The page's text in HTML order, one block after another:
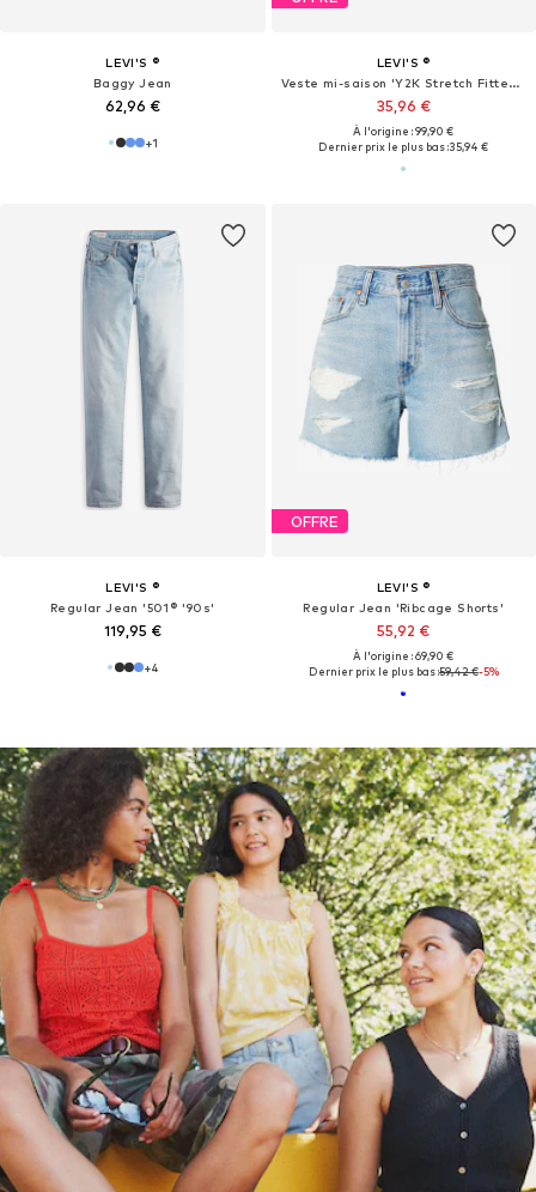
LEVI'S ®
Baggy Jean
62,96 €
+1
LEVI'S ®
Veste mi-saison 'Y2K Stretch Fitted Trucker Jacket'
35,96 €
À l'origine : 99,90 €
Dernier prix le plus bas :35,94 €
LEVI'S ®
Regular Jean '501® '90s'
119,95 €
+4
OFFRE
LEVI'S ®
Regular Jean 'Ribcage Shorts'
55,92 €
À l'origine : 69,90 €
Dernier prix le plus bas :59,42 €-5%